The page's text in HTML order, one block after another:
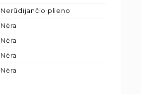
Nerūdijančio plieno
Nėra
Nėra
Nėra
Nėra